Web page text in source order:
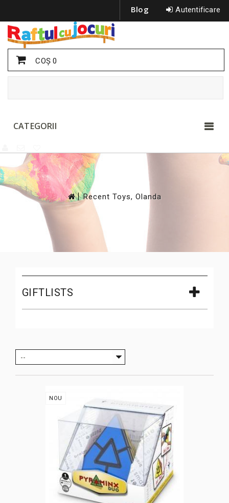
Autentificare
Blog
COŞ0
CATEGORII
>
Recent Toys, Olanda
GIFTLISTS
--
NOU